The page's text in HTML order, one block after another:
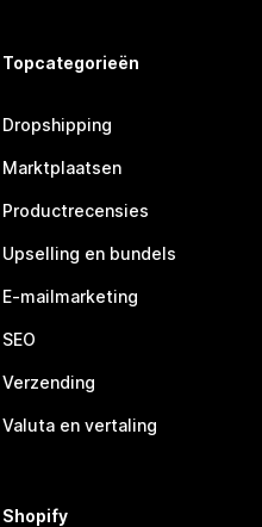
Topcategorieën
Dropshipping
Marktplaatsen
Productrecensies
Upselling en bundels
E-mailmarketing
SEO
Verzending
Valuta en vertaling
Shopify